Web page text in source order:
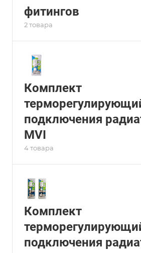
фитингов
2 товара
Комплект
подключения
MVI
4 товара
Комплект
подключения